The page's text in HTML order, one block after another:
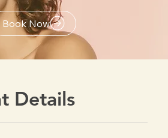
Book Now
Details